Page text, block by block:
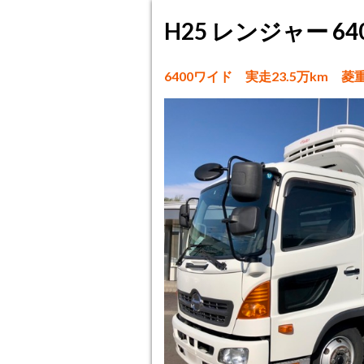
H25 レンジャー
6400ワイド 実走23.5万km 菱